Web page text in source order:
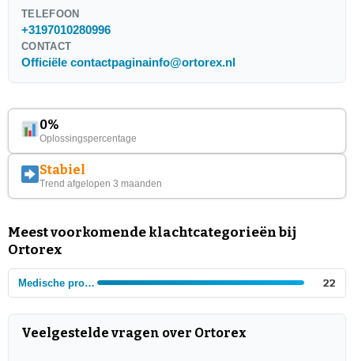
TELEFOON
+3197010280996
CONTACT
Officiële contactpaginainfo@ortorex.nl
0%
Oplossingspercentage
Stabiel
Trend afgelopen 3 maanden
Meest voorkomende klachtcategorieën bij
Ortorex
Medische produkten 22
Veelgestelde vragen over Ortorex